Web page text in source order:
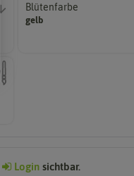
Blütenfarbe
gelb
Wie ist die Blüte
sein.
Loginsichtbar.